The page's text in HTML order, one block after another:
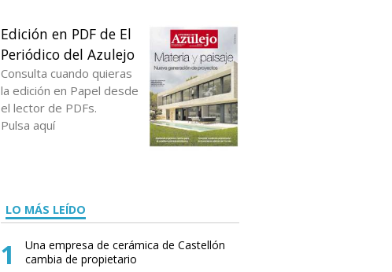
Edición en PDF de El
Periódico del Azulejo
Consulta cuando quieras
la edición en Papel desde
el lector de PDFs.
Pulsa aquí
LO MÁS LEÍDO
1
Una empresa de cerámica de Castellón
cambia de propietario